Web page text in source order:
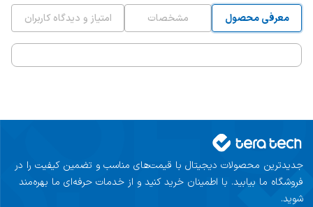
معرفی محصول مشخصات امتیاز و دیدگاه کاربران
جدیدترین محصولات دیجیتال با قیمت‌های مناسب و تضمین کیفیت را در
فروشگاه ما بیابید. با اطمینان خرید کنید و از خدمات حرفه‌ای ما بهره‌مند
شوید.